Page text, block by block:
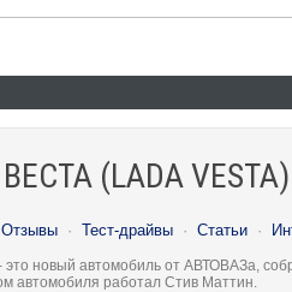
(LADA VESTA)
Отзывы · Тест-драйвы · Статьи ·
это новый автомобиль от АВТОВАЗа,
автомобиля работал Стив Маттин.